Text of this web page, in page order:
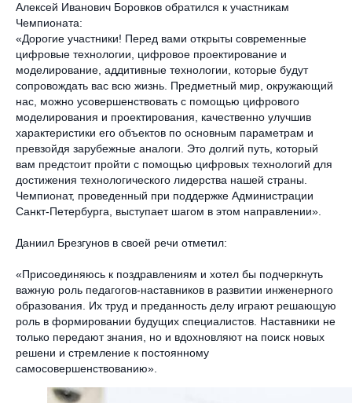
Алексей Иванович Боровков обратился к участникам
Чемпионата:
«Дорогие участники! Перед вами открыты современные
цифровые технологии, цифровое проектирование и
моделирование, аддитивные технологии, которые будут
сопровождать вас всю жизнь. Предметный мир, окружающий
нас, можно усовершенствовать с помощью цифрового
моделирования и проектирования, качественно улучшив
характеристики его объектов по основным параметрам и
превзойдя зарубежные аналоги. Это долгий путь, который
вам предстоит пройти с помощью цифровых технологий для
достижения технологического лидерства нашей страны.
Чемпионат, проведенный при поддержке Администрации
Санкт-Петербурга, выступает шагом в этом направлении».
Даниил Брезгунов в своей речи отметил:
«Присоединяюсь к поздравлениям и хотел бы подчеркнуть
важную роль педагогов-наставников в развитии инженерного
образования. Их труд и преданность делу играют решающую
роль в формировании будущих специалистов. Наставники не
только передают знания, но и вдохновляют на поиск новых
решени и стремление к постоянному
самосовершенствованию».